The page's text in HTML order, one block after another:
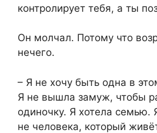
контролирует тебя, а ты
Он молчал. Потому что
нечего.
– Я не хочу быть одна в
Я не вышла замуж, чтобы
одиночку. Я хотела семью.
не человека, который